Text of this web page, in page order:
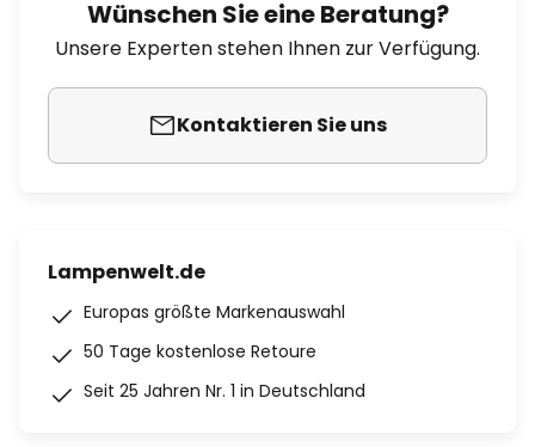
Wünschen Sie eine Beratung?
Unsere Experten stehen Ihnen zur Verfügung.
Kontaktieren Sie uns
Lampenwelt.de
Europas größte Markenauswahl
50 Tage kostenlose Retoure
Seit 25 Jahren Nr. 1 in Deutschland